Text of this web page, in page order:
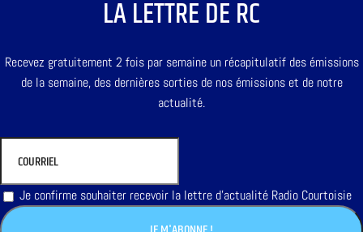
LA LETTRE DE RC
Recevez gratuitement 2 fois par semaine un récapitulatif des émissions
de la semaine, des dernières sorties de nos émissions et de notre
actualité.
Je confirme souhaiter recevoir la lettre d'actualité Radio Courtoisie